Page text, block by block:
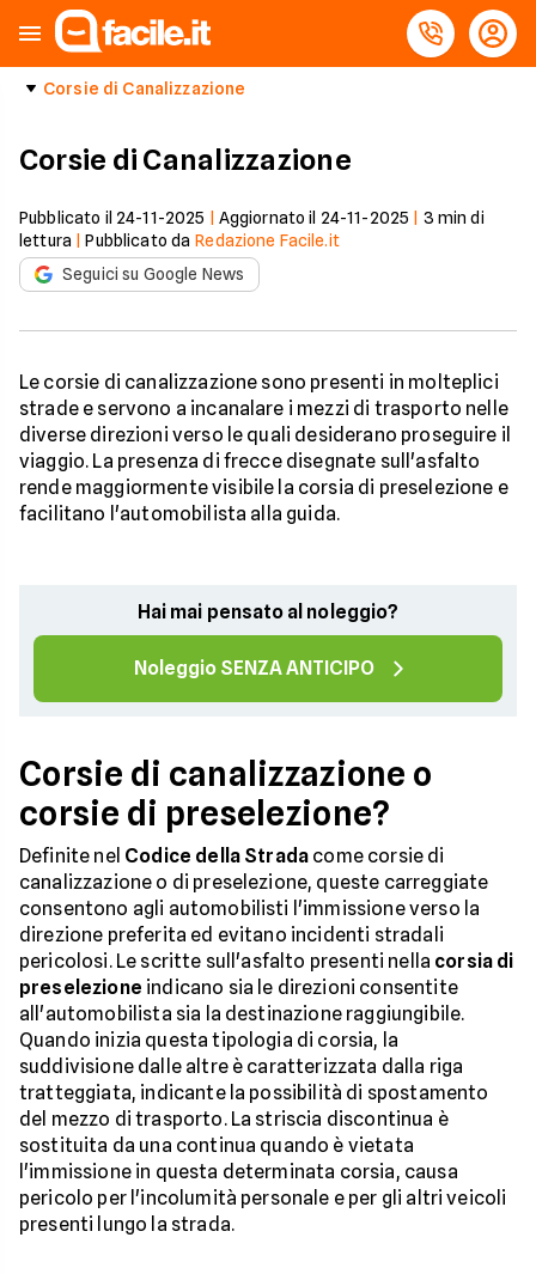
Corsie di Canalizzazione
Corsie di Canalizzazione
Pubblicato il 24-11-2025 Aggiornato il 24-11-2025 3 min di
lettura |Pubblicato da Redazione Facile.it
Seguici su Google News
Le corsie di canalizzazione sono presenti in molteplici
strade e servono a incanalare i mezzi di trasporto nelle
diverse direzioni verso le quali desiderano proseguire il
viaggio. La presenza di frecce disegnate sull'asfalto
rende maggiormente visibile la corsia di preselezione e
facilitano l'automobilista alla guida.
Hai mai pensato al noleggio?
Noleggio SENZA ANTICIPO
Corsie di canalizzazione o
corsie di preselezione?
Definite nel Codice della Strada come corsie di
canalizzazione o di preselezione, queste carreggiate
consentono agli automobilisti l'immissione verso la
direzione preferita ed evitano incidenti stradali
pericolosi. Le scritte sull'asfalto presenti nella corsia di
preselezione indicano sia le direzioni consentite
all'automobilista sia la destinazione raggiungibile.
Quando inizia questa tipologia di corsia, la
suddivisione dalle altre è caratterizzata dalla riga
tratteggiata, indicante la possibilità di spostamento
del mezzo di trasporto. La striscia discontinua è
sostituita da una continua quando è vietata
l'immissione in questa determinata corsia, causa
pericolo per l'incolumità personale e per gli altri veicoli
presenti lungo la strada.